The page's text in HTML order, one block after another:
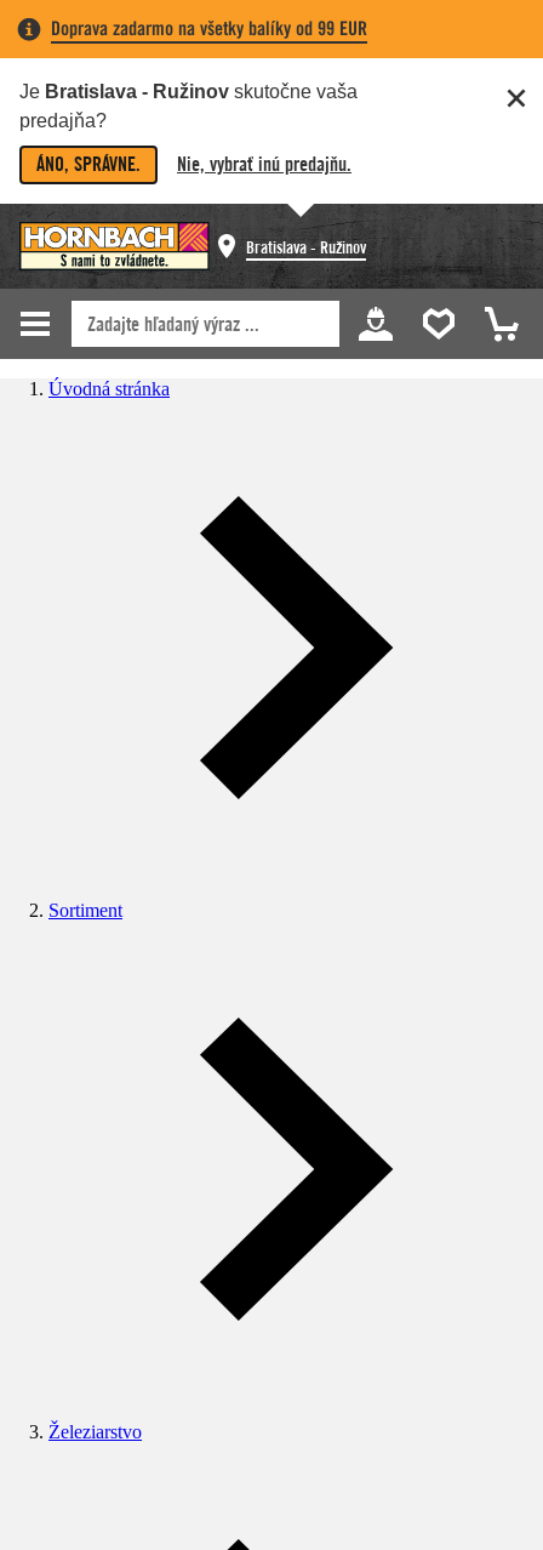
Doprava zadarmo na všetky balíky od 99 EUR
Je Bratislava - Ružinov skutočne vaša
predajňa?
ÁNO, SPRÁVNE. Nie, vybrať inú predajňu.
Bratislava - Ružinov
Úvodná stránka
Sortiment
Železiarstvo